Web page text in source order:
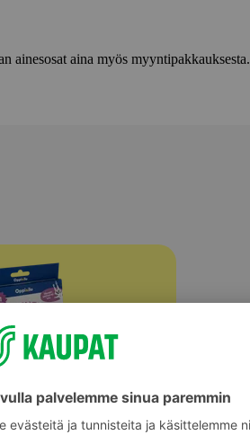
ainesosat aina myös myyntipakkauksesta.
lelut ja mobilet